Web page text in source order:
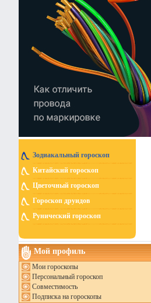
Зодиакальный гороскоп
Китайский гороскоп
Цветочный гороскоп
Гороскоп друидов
Рунический гороскоп
Мой профиль
Мои гороскопы
Персональный гороскоп
Совместимость
Подписка на гороскопы